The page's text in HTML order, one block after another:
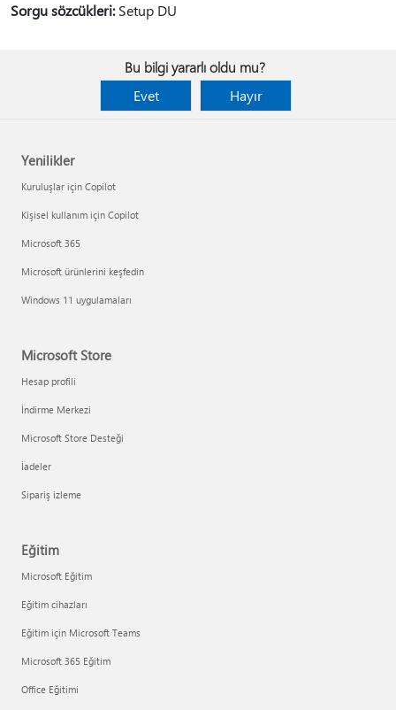
Sorgu sözcükleri:Setup DU
Bu bilgi yararlı oldu mu?
Evet
Hayır
Yenilikler
Kuruluşlar için Copilot
Kişisel kullanım için Copilot
Microsoft 365
Microsoft ürünlerini keşfedin
Windows 11 uygulamaları
Microsoft Store
Hesap profili
İndirme Merkezi
Microsoft Store Desteği
İadeler
Sipariş izleme
Eğitim
Microsoft Eğitim
Eğitim cihazları
Eğitim için Microsoft Teams
Microsoft 365 Eğitim
Office Eğitimi